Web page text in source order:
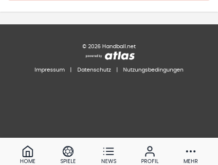
© 2026 Handball.net
Impressum Datenschutz Nutzungsbedingungen
HOME SPIELE NEWS PROFIL MEHR